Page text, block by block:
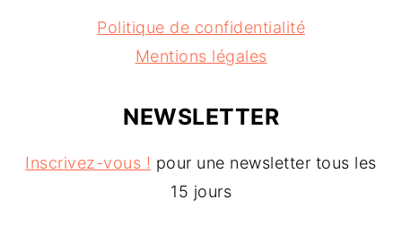
Politique de confidentialité
Mentions légales
NEWSLETTER
Inscrivez-vous ! pour une newsletter tous les
15 jours